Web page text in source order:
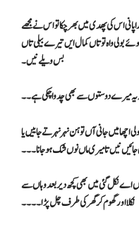
پانی اس کی پھدی میں بھر چکا تو اس نے مجھے
ہوئے بولی واہ تو تاں کمال ایں تیرے بیلی تاں
بس ویلے نیں ۔
کہ یہ میرے دوستوں سے بھی چدوا چکی ہے۔۔
اچھا میں جانی آں تو ہن نہر نہر تے جاییں یا
نیں تا میری ماں نوں شک ہو جانا ۔۔۔
اے نکل گئی میں بھی کچھ دیر بعد وہاں سے
نکلا اور گھوم کر گھر کی طرف چل پڑا۔۔۔۔